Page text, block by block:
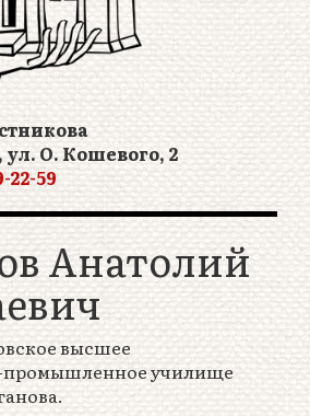
ул. О. Кошевого, 2
22-59
Анатолий
высшее
промышленное училище